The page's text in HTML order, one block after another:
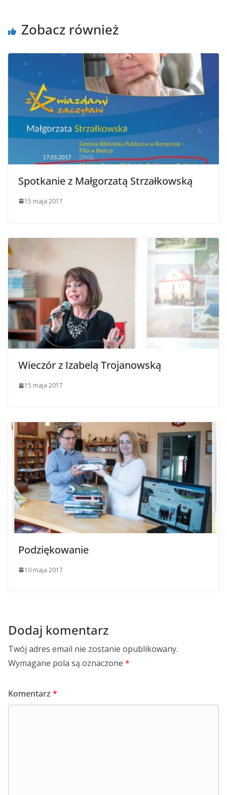
Zobacz również
Spotkanie z Małgorzatą Strzałkowską
15 maja 2017
Wieczór z Izabelą Trojanowską
15 maja 2017
Podziękowanie
10 maja 2017
Dodaj komentarz
Twój adres email nie zostanie opublikowany.
Wymagane pola są oznaczone *
Komentarz *